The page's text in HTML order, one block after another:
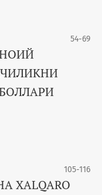
54-69
105-116
XALQARO